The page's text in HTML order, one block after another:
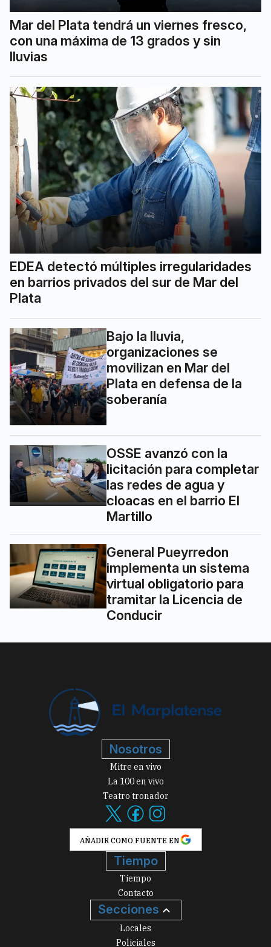
Mar del Plata tendrá un viernes fresco,
con una máxima de 13 grados y sin
lluvias
EDEA detectó múltiples irregularidades
en barrios privados del sur de Mar del
Plata
Bajo la lluvia,
organizaciones se
movilizan en Mar del
Plata en defensa de la
soberanía
OSSE avanzó con la
licitación para completar
las redes de agua y
cloacas en el barrio El
Martillo
General Pueyrredon
implementa un sistema
virtual obligatorio para
tramitar la Licencia de
Conducir
Nosotros
Mitre en vivo
La 100 en vivo
Teatro tronador
AÑADIR COMO FUENTE EN
Tiempo
Tiempo
Contacto
Secciones
Locales
Policiales